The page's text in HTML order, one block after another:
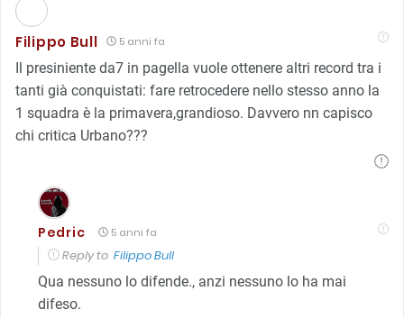
Filippo Bull 5 anni fa
Il presiniente da7 in pagella vuole ottenere altri record tra i
tanti già conquistati: fare retrocedere nello stesso anno la
1 squadra è la primavera,grandioso. Davvero nn capisco
chi critica Urbano???
Pedric 5 anni fa
Reply to Filippo Bull
Qua nessuno lo difende., anzi nessuno lo ha mai
difeso.